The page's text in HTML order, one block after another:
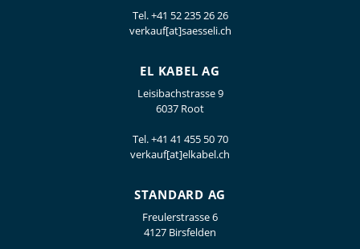
Tel.+41 52 235 26 26
verkauf[at]saesseli.ch
EL KABEL AG
Leisibachstrasse 9
6037 Root
Tel.+41 41 455 50 70
verkauf[at]elkabel.ch
STANDARD AG
Freulerstrasse 6
4127 Birsfelden